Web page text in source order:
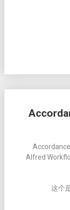
Alfred
这个